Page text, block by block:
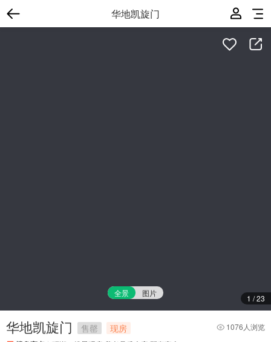
华地凯旋门
1 /23
全景 图片
华地凯旋门 售罄 现房 1076人浏览